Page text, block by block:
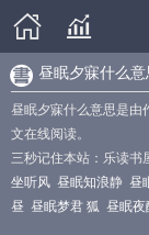
昼眠夕寐什么意
昼眠夕寐什么意思是由
文在线阅读。
三秒记住本站：乐读
坐听风 昼眠知浪静 昼
昼 昼眠梦君 狐 昼眠夜